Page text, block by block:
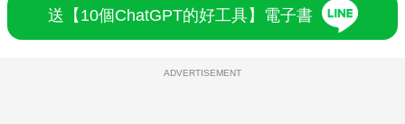
送【10個ChatGPT的好工具】電子書
ADVERTISEMENT